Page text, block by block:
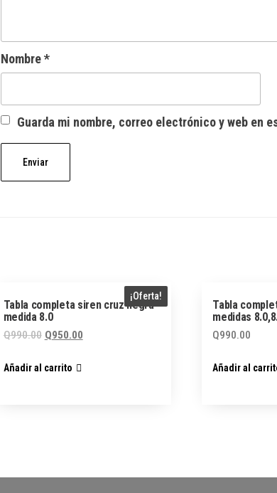
Nombre*
Guarda mi nombre, correo electrónico y web en
¡Oferta!
Tabla completa siren cruz negra
medida 8.0
Q990.00 El
original
Q950.00El
Añadir al carrito
Tabla
medidas
Q990.00
Añadir al